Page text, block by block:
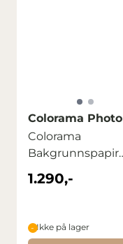
Colorama Photo
Colorama
Bakgrunnspapir
2,72m x 11m
Pumpkin
1.290,-
Ikke på lager